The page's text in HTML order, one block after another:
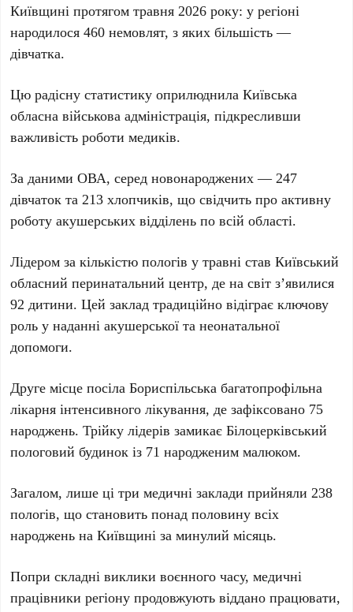
Київщині протягом травня2026 року: у регіоні
народилося460 немовлят, з яких більшість —
дівчатка.
Цю радісну статистику оприлюднилаКиївська
обласна військова адміністрація, підкресливши
важливість роботи медиків.
За даними ОВА, серед новонароджених —247
дівчаток та213 хлопчиків, що свідчить про активну
роботу акушерських відділень по всій області.
Лідером за кількістю пологів у травні ставКиївський
обласний перинатальний центр, де на світ з’явилися
92 дитини. Цей заклад традиційно відіграє ключову
роль у наданні акушерської та неонатальної
допомоги.
Друге місце посілаБориспільська багатопрофільна
лікарня інтенсивного лікування, де зафіксовано 75
народжень. Трійку лідерів замикаєБілоцерківський
пологовий будинок із 71 народженим малюком.
Загалом, лише ці три медичні заклади прийняли238
пологів, що становить понад половину всіх
народжень на Київщині за минулий місяць.
Попри складні виклики воєнного часу, медичні
працівники регіону продовжують віддано працювати,